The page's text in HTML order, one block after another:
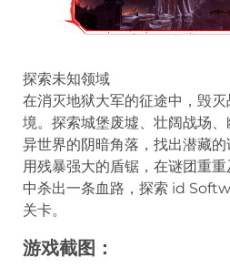
探索未知领域
在消灭地狱大军的征途中，毁
境。探索城堡废墟、壮阔战场
异世界的阴暗角落，找出潜藏
用残暴强大的盾锯，在谜团重
中杀出一条血路，探索 id
关卡。
游戏截图：